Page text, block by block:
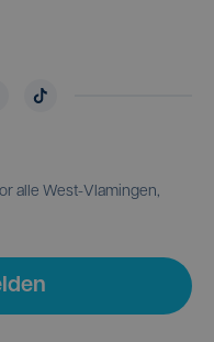
alle West-Vlamingen,